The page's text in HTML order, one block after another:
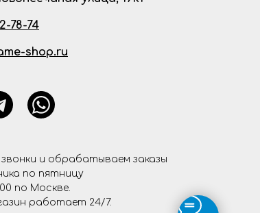
78-74
shop.ru
и обрабатываем заказы
по пятницу
по Москве.
работает 24/7.